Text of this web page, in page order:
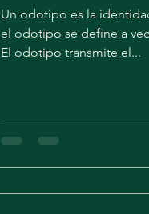
Un odotipo es la
el odotipo se define a
El odotipo transmite el...